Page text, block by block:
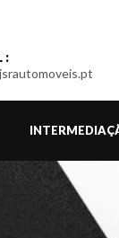
: